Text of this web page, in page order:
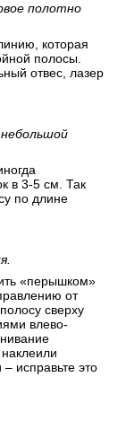
полотно
которая
полосы.
отвес, лазер
в 3-5 см. Так
по длине
«перышком»
от
сверху
влево-
исправьте это